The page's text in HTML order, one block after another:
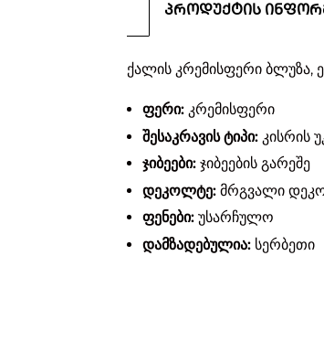
ᲞᲠᲝᲓᲣᲥᲢᲘᲡ
ქალის კრემისფერი
ფერი: კრემისფერი
შესაკრავის ტიპი: კისრის
ჯიბეები: ჯიბეების გარეშე
დეკოლტე: მრგვალი
ფენები: უსარჩულო
დამზადებულია: სერბეთი